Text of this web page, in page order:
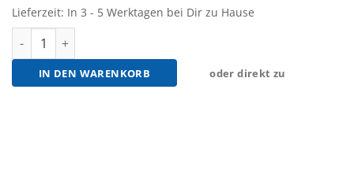
Lieferzeit: In 3 - 5 Werktagen bei Dir zu Hause
Vivere Nest Hängesessel mit Gestell Menge
IN DEN WARENKORB